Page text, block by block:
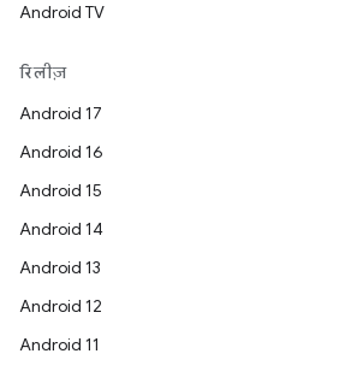
Android TV
रिलीज़
Android 17
Android 16
Android 15
Android 14
Android 13
Android 12
Android 11